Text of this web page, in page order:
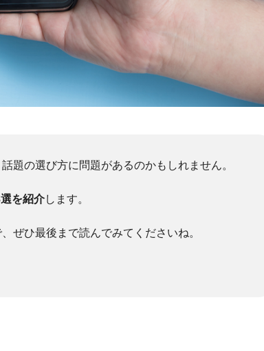
題の選び方に問題があるのかもしれません。
を紹介します。
ぜひ最後まで読んでみてくださいね。